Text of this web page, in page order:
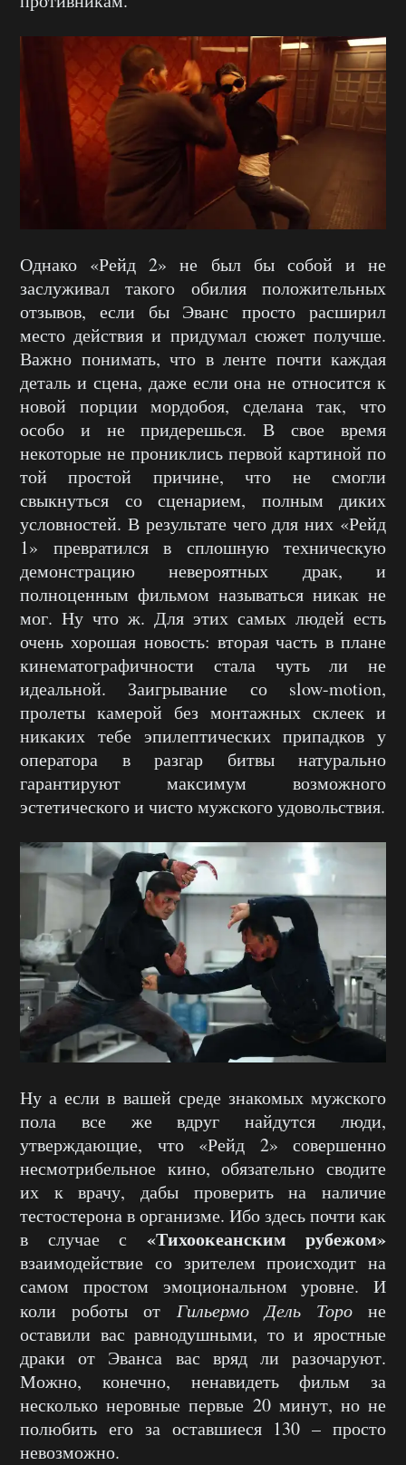
Однако «Рейд 2» не был бы собой и не
заслуживал такого обилия положительных
отзывов, если бы Эванс просто расширил
место действия и придумал сюжет получше.
Важно понимать, что в ленте почти каждая
деталь и сцена, даже если она не относится к
новой порции мордобоя, сделана так, что
особо и не придерешься. В свое время
некоторые не прониклись первой картиной по
той простой причине, что не смогли
свыкнуться со сценарием, полным диких
условностей. В результате чего для них «Рейд
1» превратился в сплошную техническую
демонстрацию невероятных драк, и
полноценным фильмом называться никак не
мог. Ну что ж. Для этих самых людей есть
очень хорошая новость: вторая часть в плане
кинематографичности стала чуть ли не
идеальной. Заигрывание со slow-motion,
пролеты камерой без монтажных склеек и
никаких тебе эпилептических припадков у
оператора в разгар битвы натурально
гарантируют максимум возможного
эстетического и чисто мужского удовольствия.
Ну а если в вашей среде знакомых мужского
пола все же вдруг найдутся люди,
утверждающие, что «Рейд 2» совершенно
несмотрибельное кино, обязательно сводите
их к врачу, дабы проверить на наличие
тестостерона в организме. Ибо здесь почти как
в случае с «Тихоокеанским рубежом»
взаимодействие со зрителем происходит на
самом простом эмоциональном уровне. И
коли роботы от Гильермо Дель Тороне
оставили вас равнодушными, то и яростные
драки от Эванса вас вряд ли разочаруют.
Можно, конечно, ненавидеть фильм за
несколько неровные первые 20 минут, но не
полюбить его за оставшиеся 130 – просто
невозможно.